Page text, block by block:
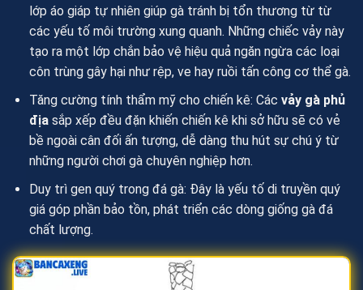
lớp áo giáp tự nhiên giúp gà tránh bị tổn thương từ từ
các yếu tố môi trường xung quanh. Những chiếc vảy này
tạo ra một lớp chắn bảo vệ hiệu quả ngăn ngừa các loại
côn trùng gây hại như rệp, ve hay ruồi tấn công cơ thể gà.
Tăng cường tính thẩm mỹ cho chiến kê: Các vảy gà phủ
địasắp xếp đều đặn khiến chiến kê khi sở hữu sẽ có vẻ
bề ngoài cân đối ấn tượng, dễ dàng thu hút sự chú ý từ
những người chơi gà chuyên nghiệp hơn.
Duy trì gen quý trong đá gà: Đây là yếu tố di truyền quý
giá góp phần bảo tồn, phát triển các dòng giống gà đá
chất lượng.